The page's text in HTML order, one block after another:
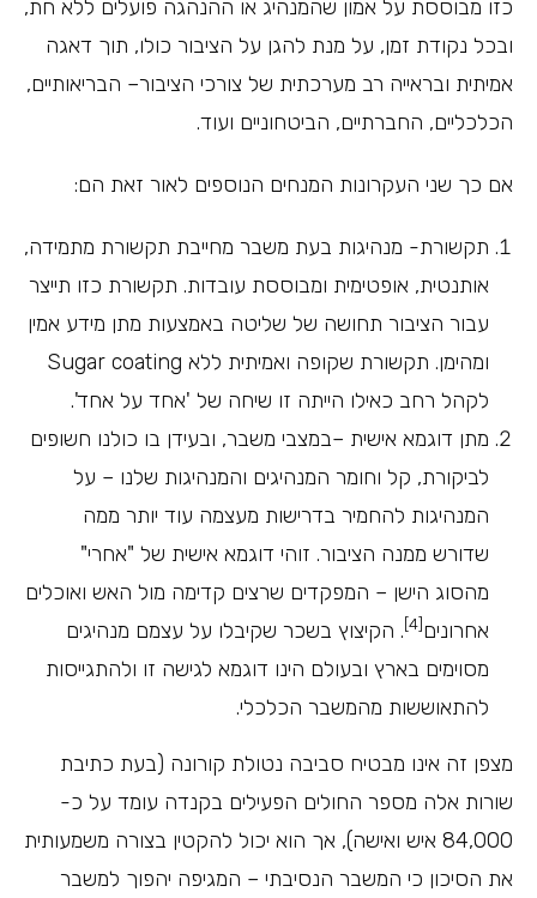
כזו מבוססת על אמון שהמנהיג או ההנהגה פועלים ללא חת,
ובכל נקודת זמן, על מנת להגן על הציבור כולו, תוך דאגה
אמיתית ובראייה רב מערכתית של צורכי הציבור– הבריאותיים,
הכלכליים, החברתיים, הביטחוניים ועוד.
אם כך שני העקרונות המנחים הנוספים לאור זאת הם:
תקשורת- מנהיגות בעת משבר מחייבת תקשורת מתמידה,
אותנטית, אופטימית ומבוססת עובדות. תקשורת כזו תייצר
עבור הציבור תחושה של שליטה באמצעות מתן מידע אמין
ומהימן. תקשורת שקופה ואמיתית ללא Sugar coating
לקהל רחב כאילו הייתה זו שיחה של 'אחד על אחד'.
מתן דוגמא אישית –במצבי משבר, ובעידן בו כולנו חשופים
לביקורת, קל וחומר המנהיגים והמנהיגות שלנו – על
המנהיגות להחמיר בדרישות מעצמה עוד יותר ממה
שדורש ממנה הציבור. זוהי דוגמא אישית של "אחרי"
מהסוג הישן – המפקדים שרצים קדימה מול האש ואוכלים
אחרונים[4]
. הקיצוץ בשכר שקיבלו על עצמם מנהיגים
מסוימים בארץ ובעולם הינו דוגמא לגישה זו ולהתגייסות
להתאוששות מהמשבר הכלכלי.
מצפן זה אינו מבטיח סביבה נטולת קורונה (בעת כתיבת
שורות אלה מספר החולים הפעילים בקנדה עומד על כ-
84,000 איש ואישה), אך הוא יכול להקטין בצורה משמעותית
את הסיכון כי המשבר הנסיבתי – המגיפה יהפוך למשבר